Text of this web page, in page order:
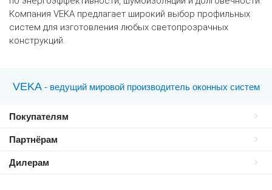
Компания VEKA предлагает широкий выбор профильных
систем для изготовления любых светопрозрачных
конструкций.
VEKA - ведущий мировой производитель оконных систем
Покупателям
Партнёрам
Дилерам